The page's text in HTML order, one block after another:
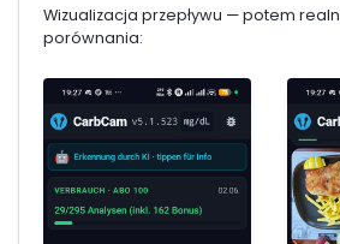
Wizualizacja przepływu — potem
porównania: